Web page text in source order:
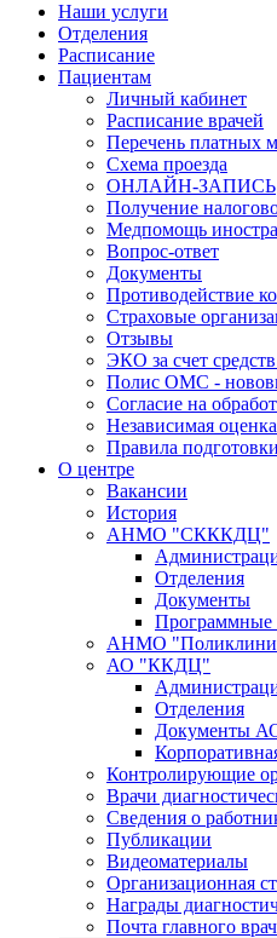
Наши услуги
Отделения
Расписание
Пациентам
Личный кабинет
Расписание врачей
Перечень платных
Схема проезда
ОНЛАЙН-ЗАПИСЬ
Получение
Медпомощь
Вопрос-ответ
Документы
Противодействие
Страховые
Отзывы
ЭКО за счет
Полис ОМС -
Согласие на
Независимая
Правила
О центре
Вакансии
История
АНМО "СКККДЦ"
Отделения
Документы
Программные
АНМО
АО "ККДЦ"
Отделения
Документы
Контролирующие
Врачи
Сведения о
Публикации
Видеоматериалы
Организационная
Награды
Почта главного